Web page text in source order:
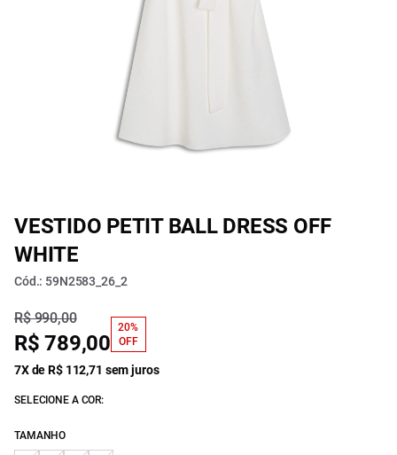
VESTIDO PETIT BALL DRESS OFF
WHITE
Cód.: 59N2583_26_2
R$ 990,00
R$ 789,00
20%
OFF
7X de R$ 112,71 sem juros
SELECIONE A COR:
TAMANHO